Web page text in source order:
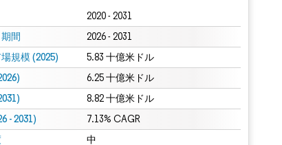
2020 - 2031
間 2026 - 2031
規模 (2025) 5.83 十億米ドル
6.25 十億米ドル
8.82 十億米ドル
- 2031) 7.13% CAGR
中
です。